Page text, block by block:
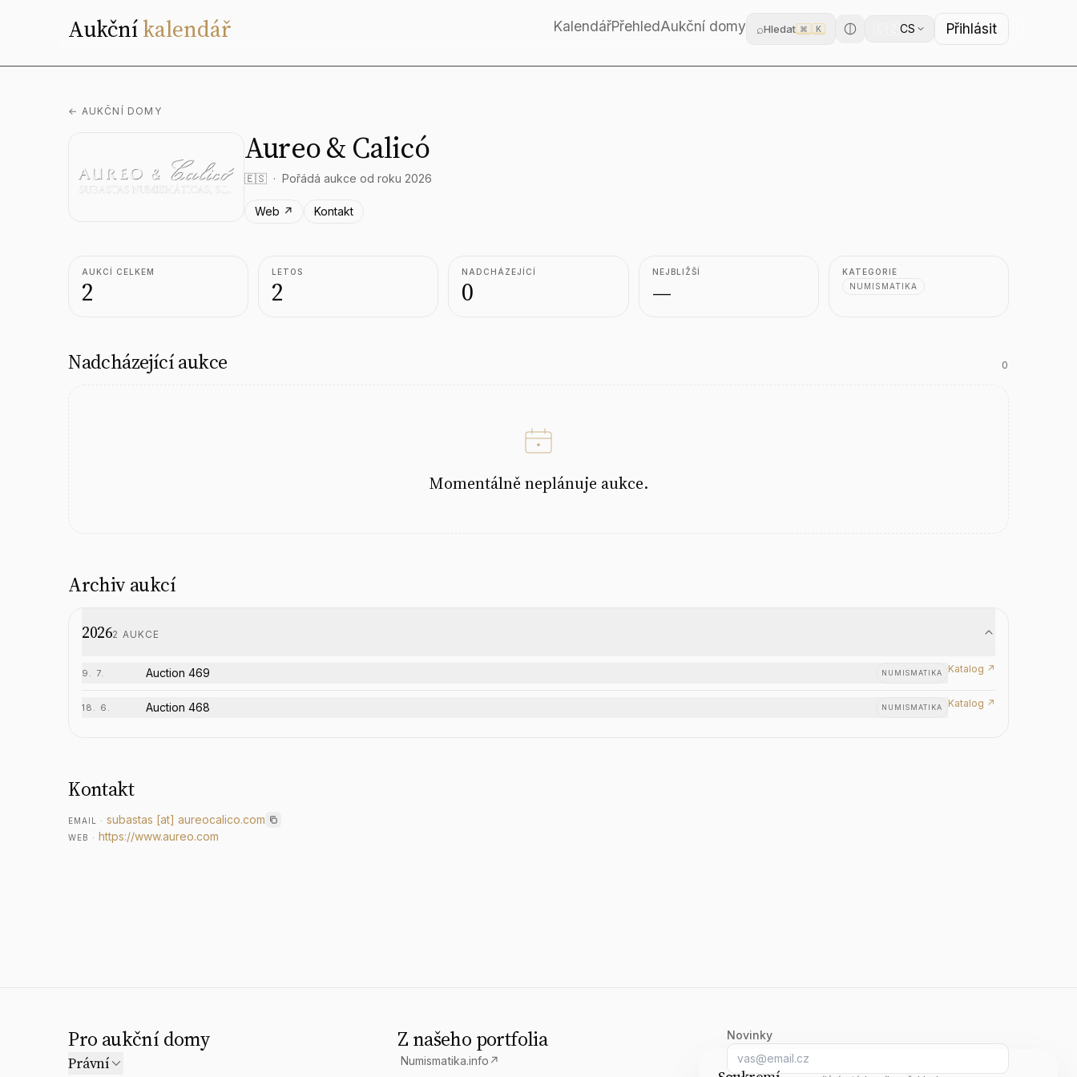
Aukčníkalendář KalendářPřehledAukční domy ⌕Hledat ⌘ K CS Přihlásit
← AUKČNÍ DOMY
Aureo & Calicó
🇪🇸 Pořádá aukce od roku 2026
Web ↗ Kontakt
AUKCÍ CELKEM
2
LETOS
2
NADCHÁZEJÍCÍ
0
NEJBLIŽŠÍ
—
KATEGORIE
NUMISMATIKA
Nadcházející aukce 0
Momentálně neplánuje aukce.
Archiv aukcí
20262 AUKCE
9. 7. Auction 469 NUMISMATIKA Katalog ↗
18. 6. Auction 468 NUMISMATIKA Katalog ↗
Kontakt
EMAIL · subastas [at]aureocalico.com
WEB · https://www.aureo.com
Pro aukční domy
Právní
Z našeho portfolia
Numismatika.info ↗
Novinky
E-mail